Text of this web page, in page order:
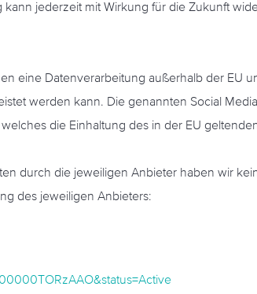
kann jederzeit mit Wirkung für die Zukunft
eine Datenverarbeitung außerhalb der EU
werden kann. Die genannten Social
die Einhaltung des in der EU
durch die jeweiligen Anbieter haben wir
des jeweiligen Anbieters: